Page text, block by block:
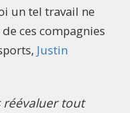
un tel travail ne
ces compagnies
Justin
réévaluer tout